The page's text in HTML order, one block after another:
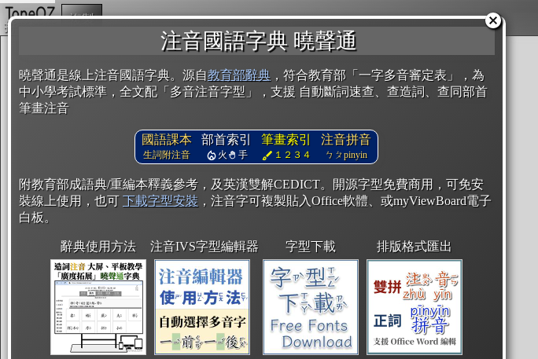
注音國語字典 曉聲通
曉聲通是線上注音國語字典。源自教育部辭典 ，符合教育部「一字多音審定表」，為
中小學考試標準，全文配「多音注音字型」，支援 自動斷詞速查、查造詞、查同部首
筆畫注音
國語課本
生詞附注音
部首索引
火 手
筆畫索引
１２３４
注音拼音
ㄅㄆpinyin
附教育部成語典/重編本釋義參考，及英漢雙解CEDICT。開源字型免費商用，可免安
裝線上使用，也可 下載字型安裝 ，注音字可複製貼入Office軟體、或myViewBoard電子
白板。
辭典使用方法 注音IVS字型編輯器 字型下載 排版格式匯出
複製